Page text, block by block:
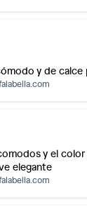
y de
y el
elegante